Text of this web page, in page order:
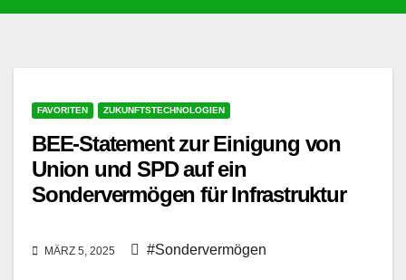
FAVORITEN ZUKUNFTSTECHNOLOGIEN
BEE-Statement zur Einigung von
Union und SPD auf ein
Sondervermögen für Infrastruktur
MÄRZ 5, 2025 #Sondervermögen